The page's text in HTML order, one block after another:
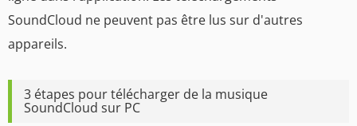
SoundCloud ne peuvent pas être lus sur d'autres
appareils.
3 étapes pour télécharger de la musique
SoundCloud sur PC